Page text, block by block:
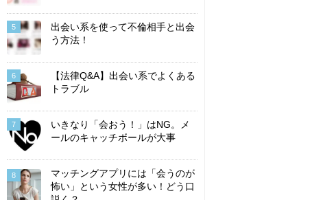
5
出会い系を使って不倫相手と出会
う方法！
6
【法律Q&A】出会い系でよくある
トラブル
7
いきなり「会おう！」はNG。メ
ールのキャッチボールが大事
8
マッチングアプリには「会うのが
怖い」という女性が多い！どう口